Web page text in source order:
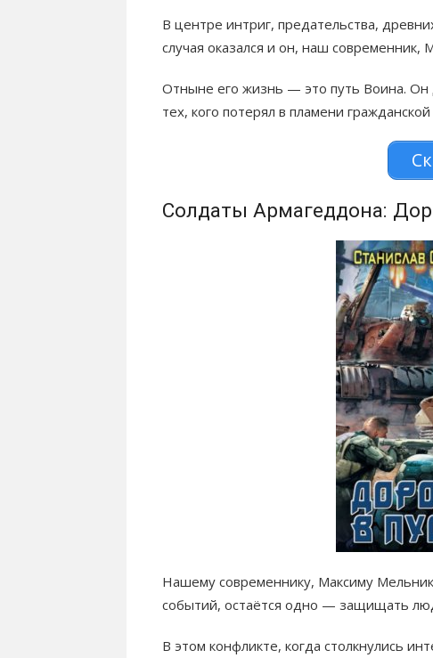
В центре интриг, предательства,
случая оказался и он, наш современник,
Отныне его жизнь — это путь Воина. Он
тех, кого потерял в пламени
Солдаты Армагеддона:
Нашему современнику, Максиму
событий, остаётся одно — защищать
В этом конфликте, когда столкнулись